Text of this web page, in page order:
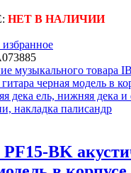
НЕТ В НАЛИЧИИ
BK